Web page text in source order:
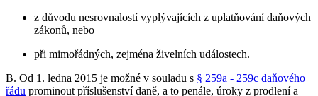
z důvodu nesrovnalostí vyplývajících z uplatňování daňových
zákonů, nebo
při mimořádných, zejména živelních událostech.
B. Od 1. ledna 2015 je možné v souladu s § 259a - 259c daňového
řádu prominout příslušenství daně, a to penále, úroky z prodlení a